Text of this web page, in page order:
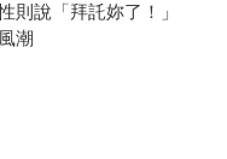
則說「拜託妳了！」
潮